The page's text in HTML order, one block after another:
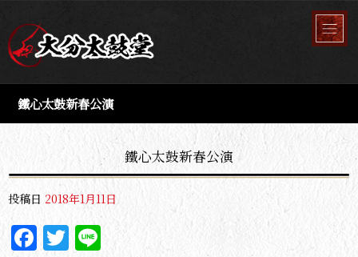
鐵心太鼓新春公演
鐵心太鼓新春公演
投稿日 2018年1月11日
Facebook
Twitter
Line